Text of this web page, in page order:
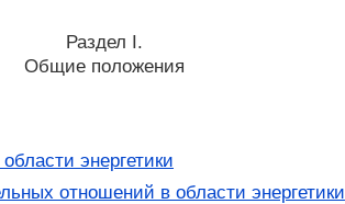
Раздел I.
Общие положения
энергетики
отношений в области энергетики